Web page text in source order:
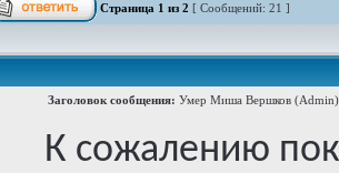
Страница 1 из 2 [ Сообщений: 21 ]
Заголовок сообщения: Умер Миша Вершков
К сожалению